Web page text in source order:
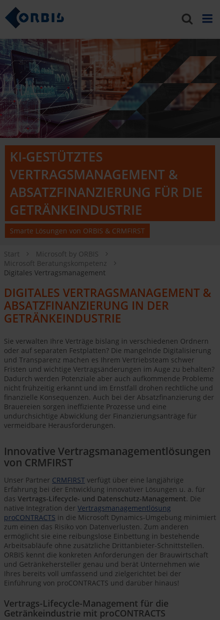
KI-GESTÜTZTES
VERTRAGSMANAGEMENT &
ABSATZFINANZIERUNG FÜR DIE
GETRÄNKEINDUSTRIE
Smarte Lösungen von ORBIS & CRMFIRST
Start
Microsoft by ORBIS
Microsoft Beratungskompetenz
Digitales Vertragsmanagement
DIGITALES VERTRAGSMANAGEMENT &
ABSATZFINANZIERUNG IN DER
GETRÄNKEINDUSTRIE
Sie verwalten Ihre Verträge bislang in verschiedenen Ordnern
oder auf separaten Festplatten? Die mangelnde Digitalisierung
und Transparenz machen es Ihrem Vertriebsteam schwer
Fristen und wichtige Vertragsänderungen im Auge zu behalten?
Dadurch werden Potenziale aber auch aufkommende Probleme
nicht frühzeitig erkannt und im Ernstfall drohen rechtliche und
finanzielle Konsequenzen. Auch bei der Absatzfinanzierung der
Brauereien sorgen ineffiziente Prozesse und eine
undurchsichtige Abwicklung der Finanzierungsanträge für
vermeidbare Herausforderungen.
Innovative Vertragsmanagementlösungen
von CRMFIRST
Unser Partner CRMFIRST verfügt über eine langjährige
Erfahrung bei der Entwicklung innovativer Lösungen u. a. für
das Vertrags-Lifecycle- und Datenschutz-Management. Die
native Integration der Vertragsmanagementlösung
proCONTRACTS in die Microsoft Dynamics-Umgebung minimiert
zum einen das Risiko von Datenverlusten. Zum anderen
ermöglicht sie eine reibungslose Einbettung in bestehende
Arbeitsabläufe ohne zusätzliche Drittanbieter-Schnittstellen.
ORBIS kennt die konkreten Anforderungen der Brauwirtschaft
und Getränkehersteller genau und berät Unternehmen wie
Ihres bereits voll umfassend und zielgerichtet bei der
Einführung von proCONTRACTS und darüber hinaus!
Vertrags-Lifecycle-Management für die
Getränkeindustrie mit proCONTRACTS